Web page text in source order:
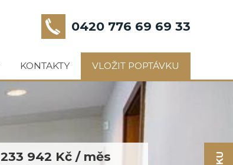
0420 776 69 69 33
KONTAKTY VLOŽIT POPTÁVKU
233 942 Kč / měs